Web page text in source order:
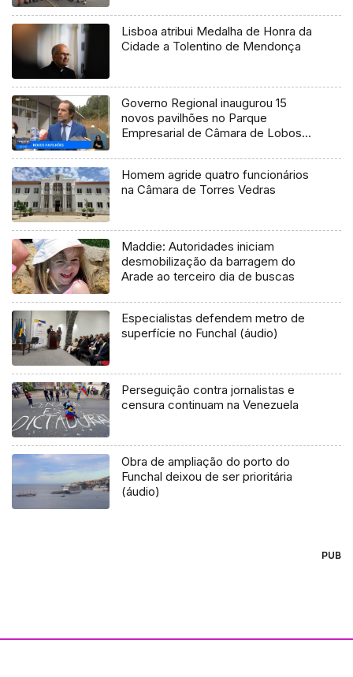
Lisboa atribui Medalha de Honra da
Cidade a Tolentino de Mendonça
Governo Regional inaugurou 15
novos pavilhões no Parque
Empresarial de Câmara de Lobos
Homem agride quatro funcionários
na Câmara de Torres Vedras
Maddie: Autoridades iniciam
desmobilização da barragem do
Arade ao terceiro dia de buscas
Especialistas defendem metro de
superfície no Funchal (áudio)
Perseguição contra jornalistas e
censura continuam na Venezuela
Obra de ampliação do porto do
Funchal deixou de ser prioritária
(áudio)
PUB